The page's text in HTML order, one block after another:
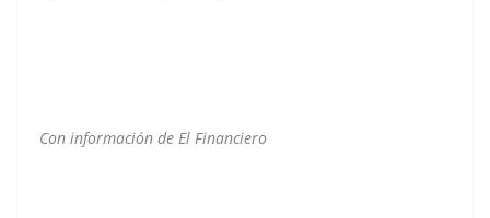
Con información de El Financiero